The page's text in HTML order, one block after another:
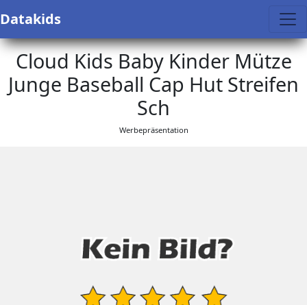
Datakids
Cloud Kids Baby Kinder Mütze
Junge Baseball Cap Hut Streifen
Sch
Werbepräsentation